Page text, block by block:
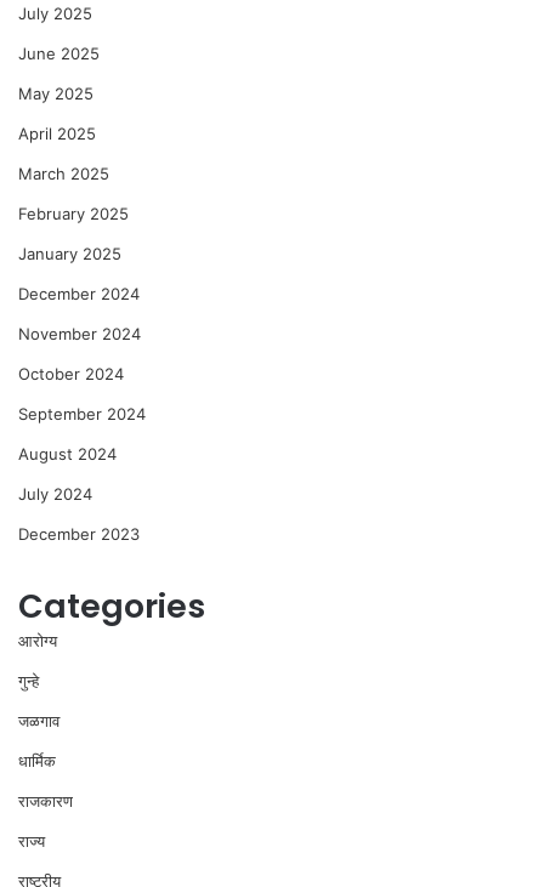
July 2025
June 2025
May 2025
April 2025
March 2025
February 2025
January 2025
December 2024
November 2024
October 2024
September 2024
August 2024
July 2024
December 2023
Categories
आरोग्य
गुन्हे
जळगाव
धार्मिक
राजकारण
राज्य
राष्ट्रीय